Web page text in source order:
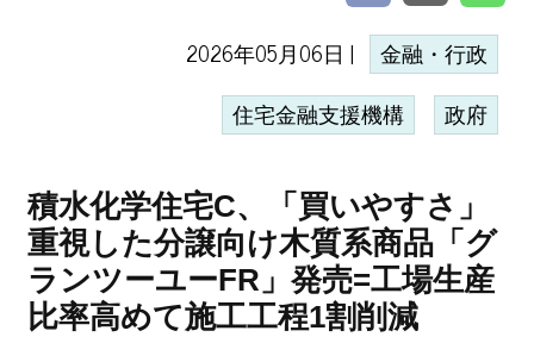
2026年05月06日 | 金融・行政
住宅金融支援機構 政府
積水化学住宅C、「買いやすさ」
重視した分譲向け木質系商品「グ
ランツーユーFR」発売=工場生産
比率高めて施工工程1割削減